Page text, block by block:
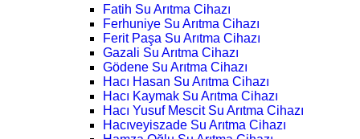
Fatih Su Arıtma Cihazı
Ferhuniye Su Arıtma Cihazı
Ferit Paşa Su Arıtma Cihazı
Gazali Su Arıtma Cihazı
Gödene Su Arıtma Cihazı
Hacı Hasan Su Arıtma Cihazı
Hacı Kaymak Su Arıtma Cihazı
Hacı Yusuf Mescit Su Arıtma Cihazı
Hacıveyiszade Su Arıtma Cihazı